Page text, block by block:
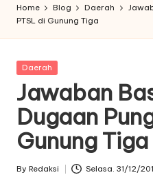
Home Blog Daerah
PTSL di Gunung Tiga
Posted
Daerah
Jawaban
Dugaan
Gunung Tiga
Posted
By Redaksi Selasa. 31/12/